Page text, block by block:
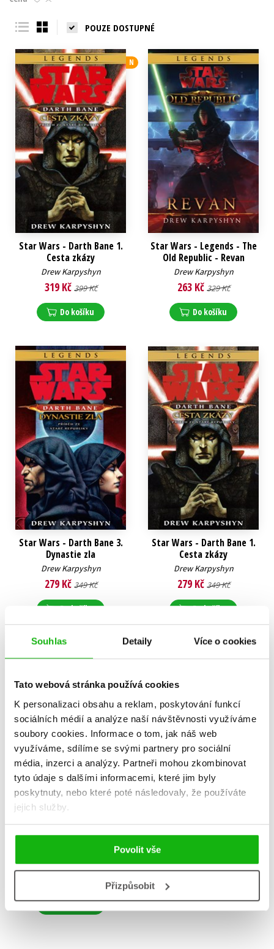
Souhlas Detaily Více o cookies
Tato webová stránka používá cookies
K personalizaci obsahu a reklam, poskytování funkcí
sociálních médií a analýze naší návštěvnosti využíváme
soubory cookies. Informace o tom, jak náš web
využíváme, sdílíme se svými partnery pro sociální
média, inzerci a analýzy. Partneři mohou zkombinovat
tyto údaje s dalšími informacemi, které jim byly
poskytnuty, nebo které poté následovaly, že používáte
jejich služby.
Povolit vše
Přizpůsobit
Young adult (SK)
POUZE DOSTUPNÉ
N
Star Wars - Darth Bane 1.
Cesta zkázy
Drew Karpyshyn
319 Kč 399 Kč
Do košíku
Star Wars - Legends - The
Old Republic - Revan
Drew Karpyshyn
263 Kč 329 Kč
Do košíku
Star Wars - Darth Bane 3.
Dynastie zla
Drew Karpyshyn
279 Kč 349 Kč
Do košíku
Star Wars - Darth Bane 1.
Cesta zkázy
Drew Karpyshyn
279 Kč 349 Kč
Do košíku
Star Wars - Darth Bane 2.
Drew Karpyshyn
Do košíku